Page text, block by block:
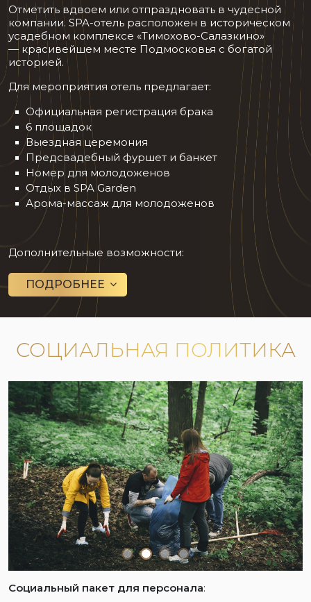
Отметить вдвоем или отпраздновать в чудесной
компании. SPA-отель расположен в историческом
усадебном комплексе «Тимохово-Салазкино»
— красивейшем месте Подмосковья с богатой
историей.
Для мероприятия отель предлагает:
Официальная регистрация брака
6 площадок
Выездная церемония
Предсвадебный фуршет и банкет
Номер для молодоженов
Отдых в SPA Garden
Арома-массаж для молодоженов
Дополнительные возможности:
ПОДРОБНЕЕ
СОЦИАЛЬНАЯ ПОЛИТИКА
Социальный пакет для персонала: